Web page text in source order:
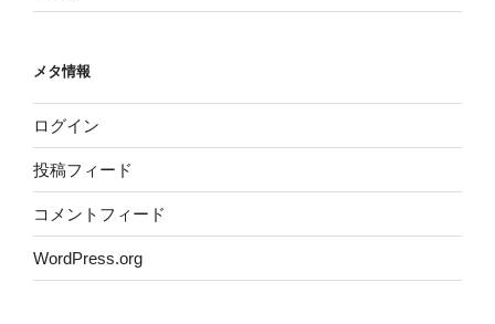
メタ情報
ログイン
投稿フィード
コメントフィード
WordPress.org